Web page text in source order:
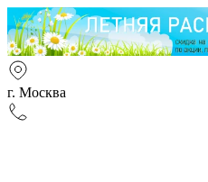
г. Москва